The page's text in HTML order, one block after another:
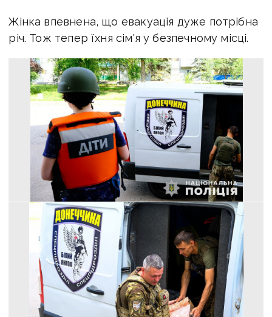
Жінка впевнена, що евакуація дуже потрібна
річ. Тож тепер їхня сім'я у безпечному місці.